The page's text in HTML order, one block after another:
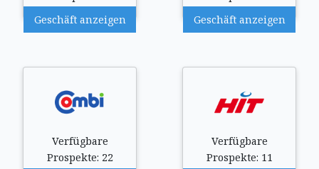
Geschäft anzeigen
Geschäft anzeigen
Verfügbare
Prospekte: 22
Verfügbare
Prospekte: 11